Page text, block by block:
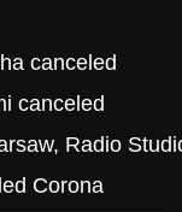
canceled
canceled
Radio
Corona